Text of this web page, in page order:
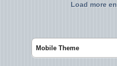
Load more
Mobile Theme